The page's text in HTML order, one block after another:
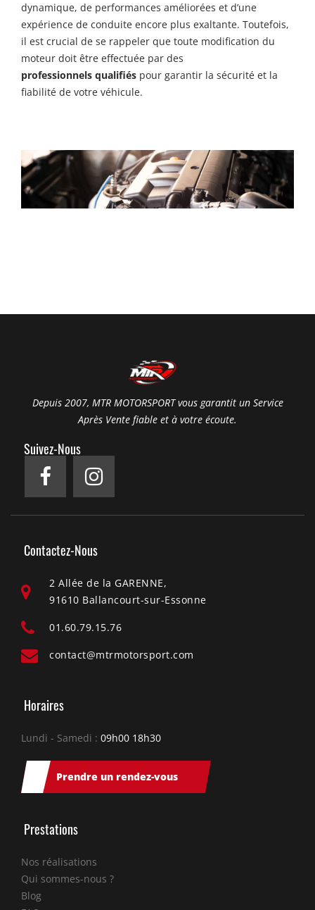
dynamique, de performances améliorées et d’une
expérience de conduite encore plus exaltante. Toutefois,
il est crucial de se rappeler que toute modification du
moteur doit être effectuée par des
professionnels qualifiés pour garantir la sécurité et la
fiabilité de votre véhicule.
Depuis 2007, MTR MOTORSPORT vous garantit un Service
Après Vente fiable et à votre écoute.
Suivez-Nous
Contactez-Nous
2 Allée de la GARENNE,
91610 Ballancourt-sur-Essonne
01.60.79.15.76
contact@mtrmotorsport.com
Horaires
Lundi - Samedi : 09h00 18h30
Prendre un rendez-vous
Prestations
Nos réalisations
Qui sommes-nous ?
Blog